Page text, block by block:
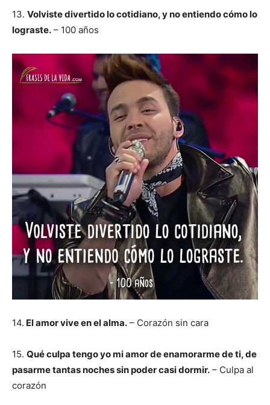
13. Volviste divertido lo cotidiano, y no entiendo cómo lo
lograste. – 100 años
14. El amor vive en el alma. – Corazón sin cara
15. Qué culpa tengo yo mi amor de enamorarme de ti, de
pasarme tantas noches sin poder casi dormir. – Culpa al
corazón